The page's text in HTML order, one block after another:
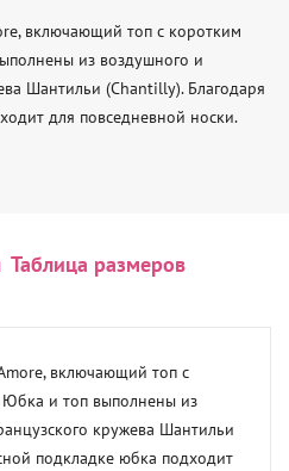
включающий топ с коротким
из воздушного и
Шантильи (Chantilly). Благодаря
для повседневной носки.
Таблица размеров
включающий топ с
и топ выполнены из
кружева Шантильи
подкладке юбка подходит